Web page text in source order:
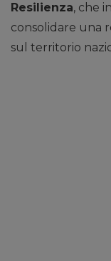
Resilienza, che
consolidare una
sul territorio